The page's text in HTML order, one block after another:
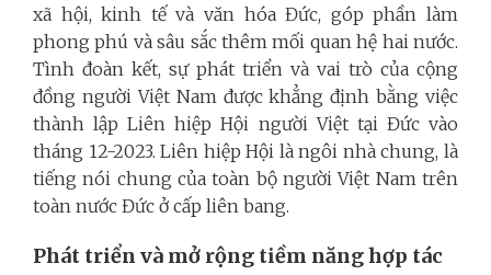
xã hội, kinh tế và văn hóa Đức, góp phần làm
phong phú và sâu sắc thêm mối quan hệ hai nước.
Tình đoàn kết, sự phát triển và vai trò của cộng
đồng người Việt Nam được khẳng định bằng việc
thành lập Liên hiệp Hội người Việt tại Đức vào
tháng 12-2023. Liên hiệp Hội là ngôi nhà chung, là
tiếng nói chung của toàn bộ người Việt Nam trên
toàn nước Đức ở cấp liên bang.
Phát triển và mở rộng tiềm năng hợp tác